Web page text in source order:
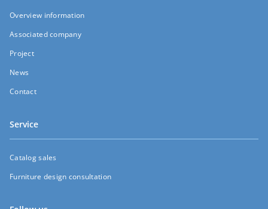
Overview information
Associated company
Project
News
Contact
Service
Catalog sales
Furniture design consultation